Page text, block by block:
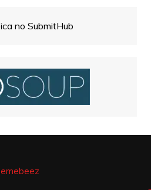
no SubmitHub